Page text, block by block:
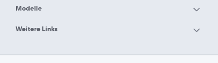
Modelle
Lada 111
Lada Aleko
Lada Granta
Weitere Links